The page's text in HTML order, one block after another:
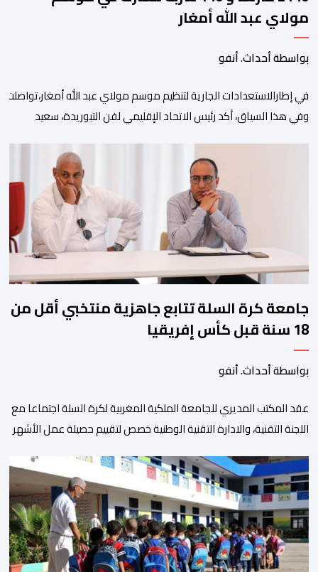
مولاي عبد الله أمغار
بواسطة أحداث. أنفو
في إطارالاستعدادات الجارية لتنظيم موسم مولاي عبد الله
وفي هذا السياق، أكد رئيس الاتحاد الإقليمي لفن التبوريدة، سعيد
ولم تخل هذه الدورة من مؤشرات إيجابية على مستوى تنوعالمشاركة،
وتبرز هذه الأرقام الحجم الكبير الذي باتت تعرفه تظاهرةالتبوريدة
ومن المرتقب أن تعرف فعاليات الموسم إقبالا جماهيريا
واسعا،في ظل الشغف الكبير الذي يحظى به فن التبوريدة، باعتبارهأحد
جامعة كرة السلة تتابع جاهزية منتخبي أقل من
18 سنة قبل كأس إفريقيا
بواسطة أحداث. أنفو
عقد المكتب المديري للجامعة الملكية المغربية لكرة السلة اجتماعا مع
اللجنة التقنية، والادارة التقنية الوطنية خصص لتقييم حصيلة عمل الأشهر
المنتخبات الوطنية خلال الفترة الأخيرة. وشهد الاجتماع تقديم عرض
مفصل حول مشاركة المنتخبين الوطنيين لأقل من 18 سنة، إناثا وذكورا،
من طرف اللجنة التقنية التي واكبت كل […]